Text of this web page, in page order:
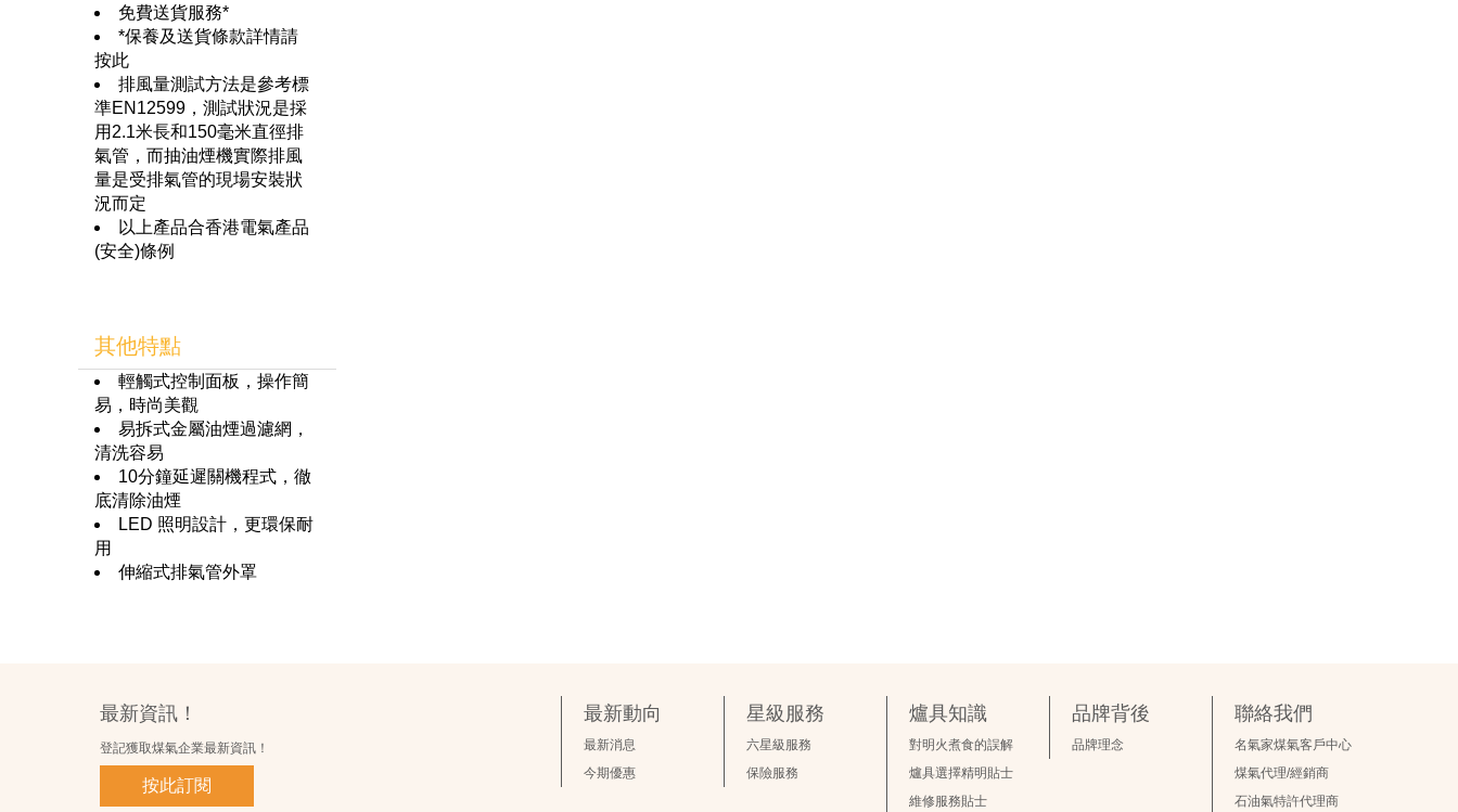
免費送貨服務*
*保養及送貨條款詳情請
按此
排風量測試方法是參考標
準EN12599，測試狀況是採
用2.1米長和150毫米直徑排
氣管，而抽油煙機實際排風
量是受排氣管的現場安裝狀
況而定
以上產品合香港電氣產品
(安全)條例
其他特點
輕觸式控制面板，操作簡
易，時尚美觀
易拆式金屬油煙過濾網，
清洗容易
10分鐘延遲關機程式，徹
底清除油煙
LED 照明設計，更環保耐
用
伸縮式排氣管外罩
最新資訊！
登記獲取煤氣企業最新資訊！
按此訂閱
最新動向
最新消息
今期優惠
星級服務
六星級服務
保險服務
爐具知識
對明火煮食的誤解
爐具選擇精明貼士
維修服務貼士
品牌背後
品牌理念
聯絡我們
名氣家煤氣客戶中心
煤氣代理/經銷商
石油氣特許代理商